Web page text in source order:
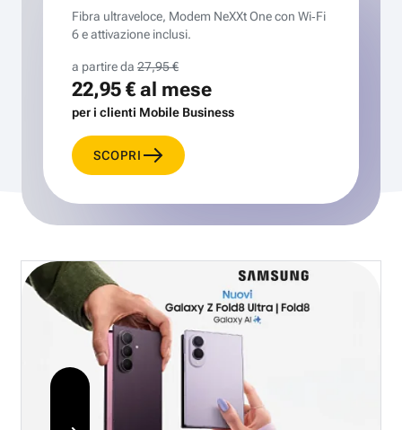
Fibra ultraveloce, Modem NeXXt One con Wi‑Fi
6 e attivazione inclusi.
a partire da 27,95 €
22,95 €al mese
per i clienti Mobile Business
SCOPRI